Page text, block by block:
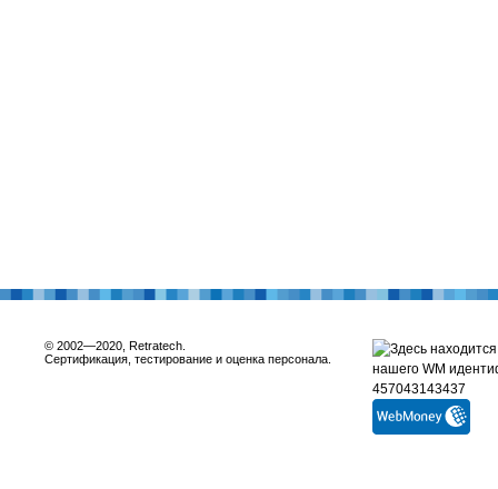
© 2002—2020, Retratech.
Сертификация, тестирование и оценка персонала.